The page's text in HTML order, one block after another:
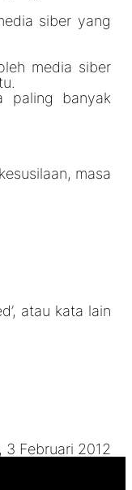
siber yang
media siber
paling banyak
masa
atau kata lain
3 Februari 2012